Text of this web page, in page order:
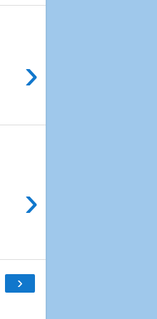
›
›
›